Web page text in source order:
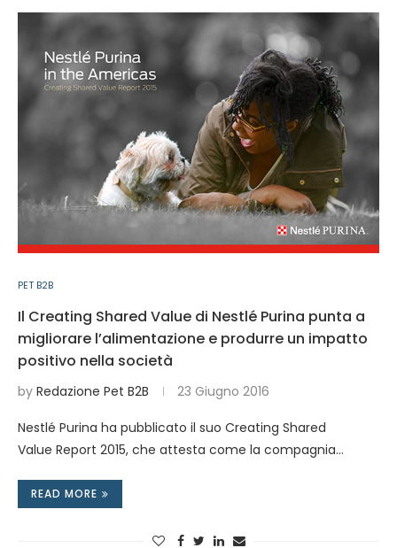
PET B2B
Il Creating Shared Value di Nestlé Purina punta a
migliorare l’alimentazione e produrre un impatto
positivo nella società
by Redazione Pet B2B 23 Giugno 2016
Nestlé Purina ha pubblicato il suo Creating Shared
Value Report 2015, che attesta come la compagnia…
READ MORE